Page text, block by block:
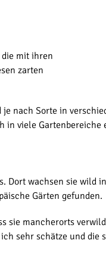
mit ihren
zarten
nach Sorte in
viele
wachsen sie
Gärten gefunden.
sie mancherorts
sehr schätze und